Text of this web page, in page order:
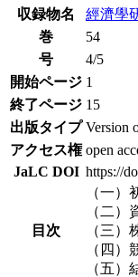
収録物名
經濟學
巻
54
号
4/5
開始ページ 1
終了ページ 15
出版タイプ Version
アクセス権 open
JaLC DOI https://
目次
（一）
（二）
（三）
（四）
（五）